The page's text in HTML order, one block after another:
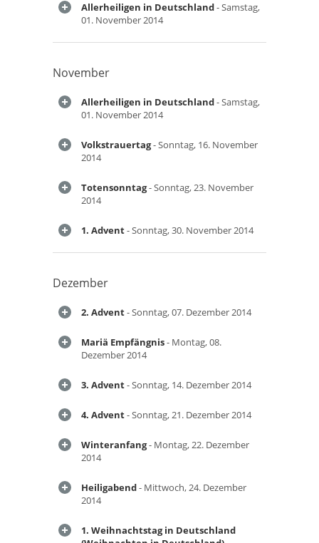
Allerheiligen in Deutschland- Samstag,
01. November 2014
November
Allerheiligen in Deutschland- Samstag,
01. November 2014
Volkstrauertag- Sonntag, 16. November
2014
Totensonntag- Sonntag, 23. November
2014
1. Advent- Sonntag, 30. November 2014
Dezember
2. Advent- Sonntag, 07. Dezember 2014
Mariä Empfängnis- Montag, 08.
Dezember 2014
3. Advent- Sonntag, 14. Dezember 2014
4. Advent- Sonntag, 21. Dezember 2014
Winteranfang- Montag, 22. Dezember
2014
Heiligabend- Mittwoch, 24. Dezember
2014
1. Weihnachtstag in Deutschland